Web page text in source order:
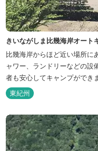
きいながしま比幾海岸オート
比幾海岸からほど近い場所に
ャワー、ランドリーなどの設
者も安心してキャンプができ
りのんびり過ごしたい方に最高
東紀州